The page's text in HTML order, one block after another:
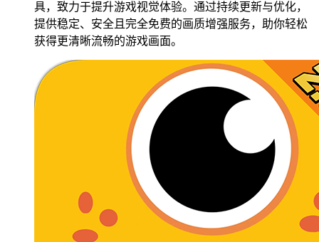
具，致力于提升游戏视觉体验。通过持续更新与优化，
提供稳定、安全且完全免费的画质增强服务，助你轻松
获得更清晰流畅的游戏画面。